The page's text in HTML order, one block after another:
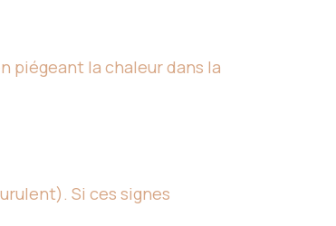
piégeant la chaleur dans la
Si ces signes